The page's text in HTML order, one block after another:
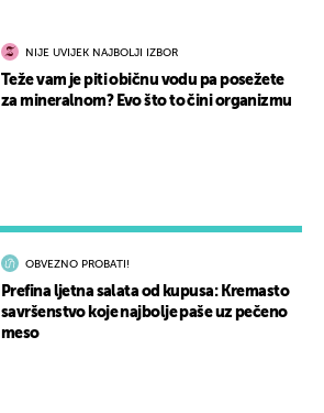
OBVEZNO PROBATI!
Prefina ljetna salata od kupusa: Kremasto
savršenstvo koje najbolje paše uz pečeno
meso
NIJE UVIJEK NAJBOLJI IZBOR
Teže vam je piti običnu vodu pa posežete
za mineralnom? Evo što to čini organizmu